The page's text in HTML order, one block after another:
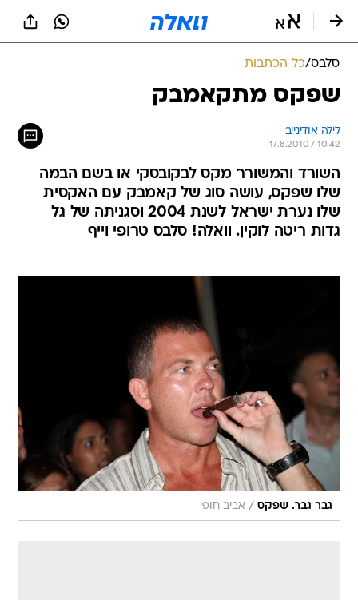
סלבס/כל הכתבות
שפקס מתקאמבק
לילה אודינייב
17.8.2010 / 10:42
השורד והמשורר מקס לבקובסקי או בשם הבמה
שלו שפקס, עושה סוג של קאמבק עם האקסית
שלו נערת ישראל לשנת 2004 וסגניתה של גל
גדות ריטה לוקין. וואלה! סלבס טרופי וייף
גבר גבר. שפקס / אביב חופי